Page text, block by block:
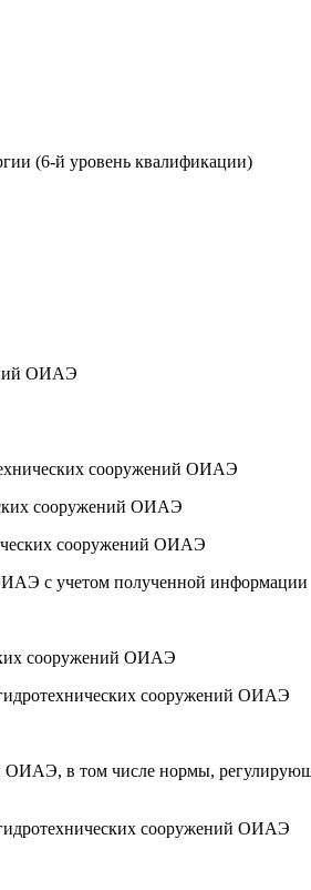
(6-й уровень квалификации)
ОИАЭ
сооружений ОИАЭ
сооружений ОИАЭ
сооружений ОИАЭ
с учетом полученной информации
сооружений ОИАЭ
сооружений ОИАЭ
в том числе нормы,
сооружений ОИАЭ